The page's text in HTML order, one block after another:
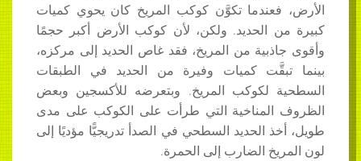
الأرض، فعندما تكوَّن كوكب المريخ كان يحوي كميات
كبيرة من الحديد. ولكن، لأن كوكب الأرض أكبر حجمًا
وأقوى جاذبية من المريخ، فقد غاص الحديد إلى مركزه،
بينما تبقَّت كميات وفيرة من الحديد في الطبقات
السطحية لكوكب المريخ. وبتعرضه للأكسجين وبعض
الظروف المناخية التي طرأت على الكوكب على مدى
طويل، أخذ الحديد السطحي في الصدأ تدريجيًّا مؤديًا إلى
لون المريخ الضارب إلى الحمرة.